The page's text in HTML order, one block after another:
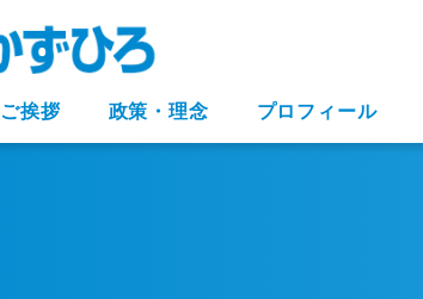
ご挨拶 政策・理念 プロフィール